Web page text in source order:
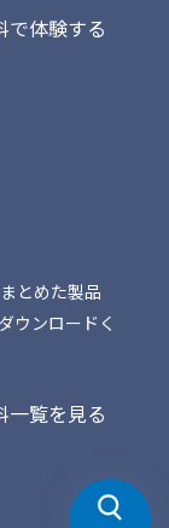
で体験する
とめた製品
ウンロードく
一覧を見る